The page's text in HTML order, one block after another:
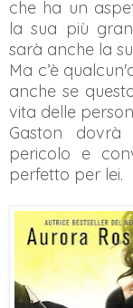
che ha un
la sua più
sarà anche la
Ma c’è
anche se
vita delle
Gaston
pericolo e
perfetto per lei.